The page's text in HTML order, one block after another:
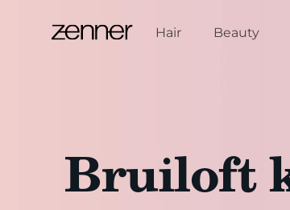
Hair
Beauty
Bruiloft